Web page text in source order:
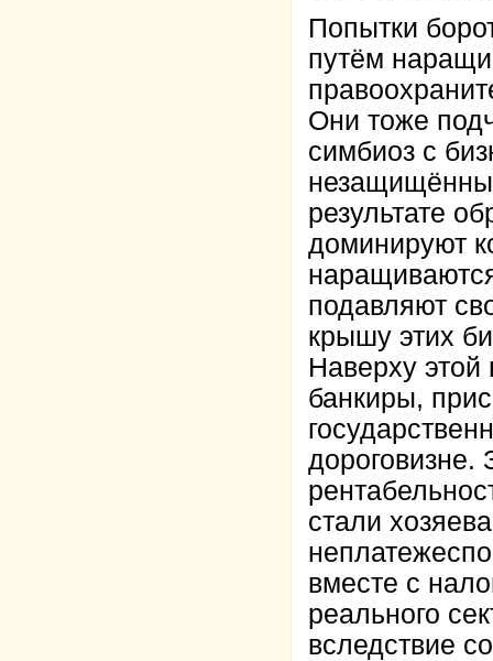
Попытки
путём
Они тоже
симбиоз с
результате
доминируют
подавляют
крышу этих
Наверху этой
банкиры,
дороговизне.
стали
вместе с
реального
вследствие